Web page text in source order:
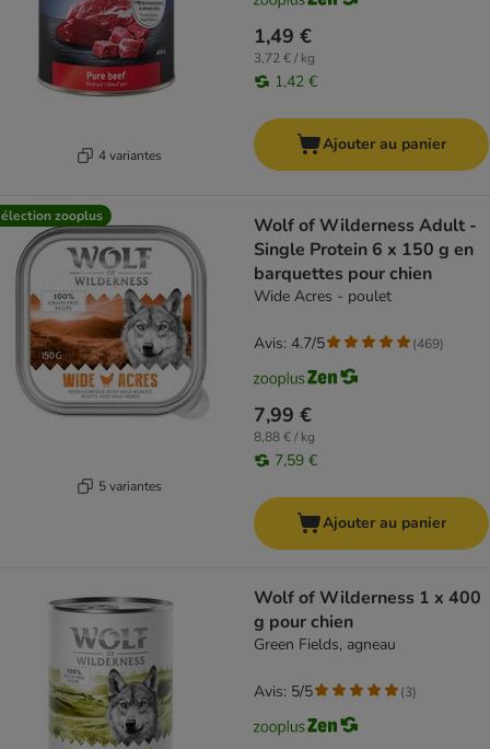
4 variantes
1,49 €
3,72 € / kg
1,42 €
Ajouter au panier
zooplus
5 variantes
Wolf of Wilderness Adult -
Single Protein 6 x 150 g en
barquettes pour chien
Wide Acres - poulet
7,99 €
8,88 € / kg
7,59 €
Avis: 4.7/5 (469)
Ajouter au panier
Wolf of Wilderness 1 x 400
g pour chien
Green Fields, agneau
Avis: 5/5 (3)